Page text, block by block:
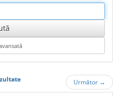
Următor →